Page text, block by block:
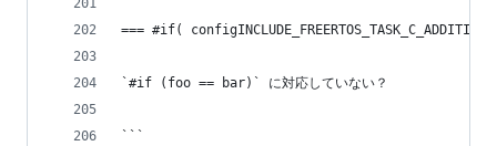
=== #if(
`#if (foo == bar)` に対応していない？
```